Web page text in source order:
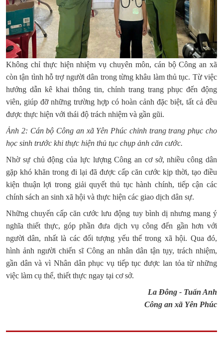
Không chỉ thực hiện nhiệm vụ chuyên môn, cán bộ Công an xã
còn tận tình hỗ trợ người dân trong từng khâu làm thủ tục. Từ việc
hướng dẫn kê khai thông tin, chỉnh trang trang phục đến động
viên, giúp đỡ những trường hợp có hoàn cảnh đặc biệt, tất cả đều
được thực hiện với thái độ trách nhiệm và gần gũi.
Ảnh 2: Cán bộ Công an xã Yên Phúc chỉnh trang trang phục cho
học sinh trước khi thực hiện thủ tục chụp ảnh căn cước.
Nhờ sự chủ động của lực lượng Công an cơ sở, nhiều công dân
gặp khó khăn trong đi lại đã được cấp căn cước kịp thời, tạo điều
kiện thuận lợi trong giải quyết thủ tục hành chính, tiếp cận các
chính sách an sinh xã hội và thực hiện các giao dịch dân sự.
Những chuyến cấp căn cước lưu động tuy bình dị nhưng mang ý
nghĩa thiết thực, góp phần đưa dịch vụ công đến gần hơn với
người dân, nhất là các đối tượng yếu thế trong xã hội. Qua đó,
hình ảnh người chiến sĩ Công an nhân dân tận tụy, trách nhiệm,
gần dân và vì Nhân dân phục vụ tiếp tục được lan tỏa từ những
việc làm cụ thể, thiết thực ngay tại cơ sở.
La Đông - Tuấn Anh
Công an xã Yên Phúc